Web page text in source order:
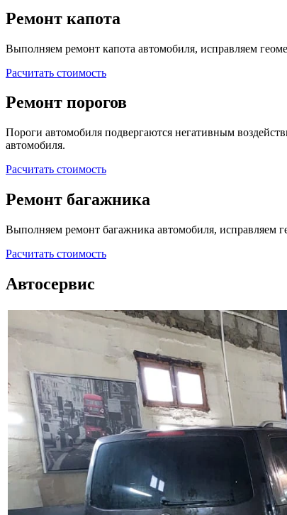
Ремонт капота
Выполняем ремонт капота автомобиля, исправляем
Расчитать стоимость
Ремонт порогов
Пороги автомобиля подвергаются негативным
автомобиля.
Расчитать стоимость
Ремонт багажника
Выполняем ремонт багажника автомобиля, исправляем
Расчитать стоимость
Автосервис